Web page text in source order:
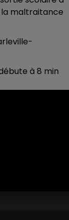
maltraitance
à 8 min